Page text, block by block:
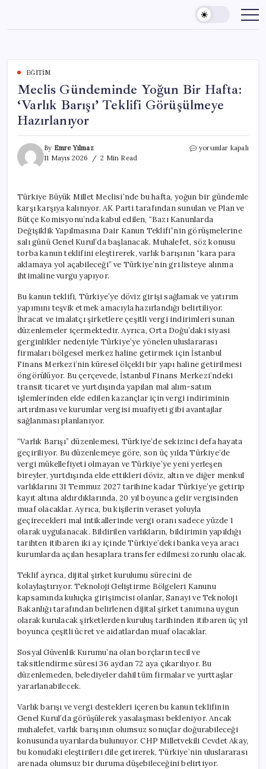
content
EĞITIM
Meclis Gündeminde Yoğun Bir Hafta:
‘Varlık Barışı’ Teklifi Görüşülmeye
Hazırlanıyor
By Emre Yılmaz
11 Mayıs 2026
2 Min Read
Meclis
‘Varlık
Barışı’
Teklifi
Görüşülmeye
Hazırlanıyor
için
yorumlar kapalı
Türkiye Büyük Millet Meclisi’nde bu hafta, yoğun bir gündemle
karşı karşıya kalınıyor. AK Parti tarafından sunulan ve Plan ve
Bütçe Komisyonu’nda kabul edilen, “Bazı Kanunlarda
Değişiklik Yapılmasına Dair Kanun Teklifi”nin görüşmelerine
salı günü Genel Kurul’da başlanacak. Muhalefet, söz konusu
torba kanun teklifini eleştirerek, varlık barışının “kara para
aklamaya yol açabileceği” ve Türkiye’nin gri listeye alınma
ihtimaline vurgu yapıyor.
Bu kanun teklifi, Türkiye’ye döviz girişi sağlamak ve yatırım
yapımını teşvik etmek amacıyla hazırlandığı belirtiliyor.
İhracat ve imalatçı şirketlere çeşitli vergi indirimleri sunan
düzenlemeler içermektedir. Ayrıca, Orta Doğu’daki siyasi
gerginlikler nedeniyle Türkiye’ye yönelen uluslararası
firmaları bölgesel merkez haline getirmek için İstanbul
Finans Merkezi’nin küresel ölçekli bir yapı haline getirilmesi
öngörülüyor. Bu çerçevede, İstanbul Finans Merkezi’ndeki
transit ticaret ve yurtdışında yapılan mal alım-satım
işlemlerinden elde edilen kazançlar için vergi indiriminin
artırılması ve kurumlar vergisi muafiyeti gibi avantajlar
sağlanması planlanıyor.
“Varlık Barışı” düzenlemesi, Türkiye’de sekizinci defa hayata
geçiriliyor. Bu düzenlemeye göre, son üç yılda Türkiye’de
vergi mükellefiyeti olmayan ve Türkiye’ye yeni yerleşen
bireyler, yurtdışında elde ettikleri döviz, altın ve diğer menkul
varlıklarını 31 Temmuz 2027 tarihine kadar Türkiye’ye getirip
kayıt altına aldırdıklarında, 20 yıl boyunca gelir vergisinden
muaf olacaklar. Ayrıca, bu kişilerin veraset yoluyla
geçirecekleri mal intikallerinde vergi oranı sadece yüzde 1
olarak uygulanacak. Bildirilen varlıkların, bildirimin yapıldığı
tarihten itibaren iki ay içinde Türkiye’deki banka veya aracı
kurumlarda açılan hesaplara transfer edilmesi zorunlu olacak.
Teklif ayrıca, dijital şirket kurulumu sürecini de
kolaylaştırıyor. Teknoloji Geliştirme Bölgeleri Kanunu
kapsamında kuluçka girişimcisi olanlar, Sanayi ve Teknoloji
Bakanlığı tarafından belirlenen dijital şirket tanımına uygun
olarak kurulacak şirketlerden kuruluş tarihinden itibaren üç yıl
boyunca çeşitli ücret ve aidatlardan muaf olacaklar.
Sosyal Güvenlik Kurumu’na olan borçların tecil ve
taksitlendirme süresi 36 aydan 72 aya çıkarılıyor. Bu
düzenlemeden, belediyeler dahil tüm firmalar ve yurttaşlar
yararlanabilecek.
Varlık barışı ve vergi destekleri içeren bu kanun teklifinin
Genel Kurul’da görüşülerek yasalaşması bekleniyor. Ancak
muhalefet, varlık barışının olumsuz sonuçlar doğurabileceği
konusunda uyarılarda bulunuyor. CHP Milletvekili Cevdet Akay,
bu konudaki eleştirileri dile getirerek, Türkiye’nin uluslararası
arenada olumsuz bir duruma düşebileceğini belirtiyor.